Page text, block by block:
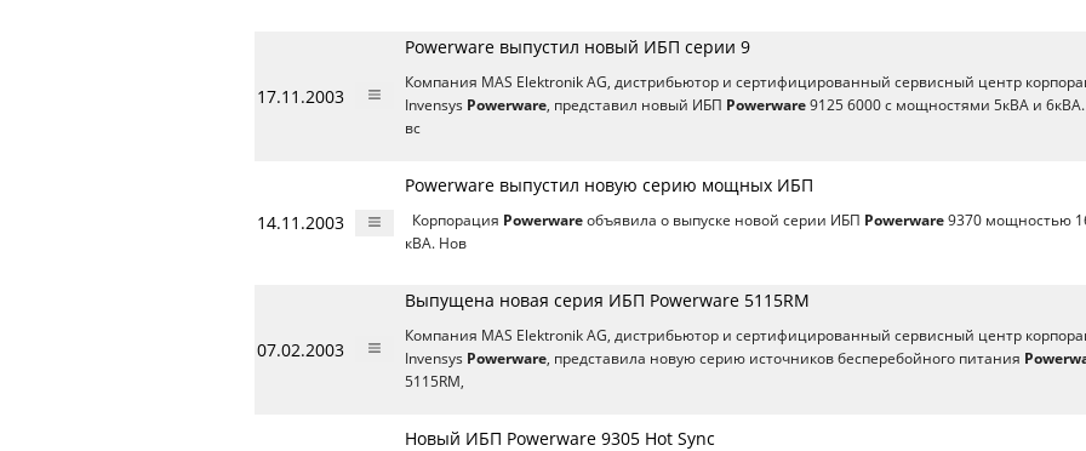
17.11.2003
Powerware выпустил новый ИБП серии 9
Компания MAS Elektronik AG, дистрибьютор и сертифицированный сервисный центр
Invensys Powerware, представил новый ИБП Powerware 9125 6000 с мощностями 5кВА и 6кВА.
вс
14.11.2003
Powerware выпустил новую серию мощных ИБП
Корпорация Powerware объявила о выпуске новой серии ИБП Powerware 9370 мощностью
кВА. Нов
07.02.2003
Выпущена новая серия ИБП Powerware 5115RM
Компания MAS Elektronik AG, дистрибьютор и сертифицированный сервисный центр
Invensys Powerware, представила новую серию источников бесперебойного питания
5115RM,
Новый ИБП Powerware 9305 Hot Sync